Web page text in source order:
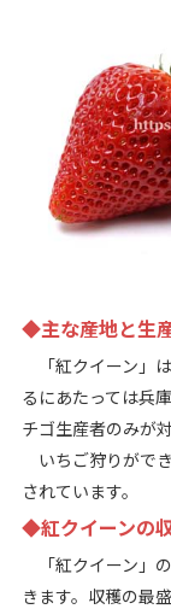
◆主な産地と生
「紅クイーン」
るにあたっては兵
チゴ生産者のみが
いちご狩りがで
されています。
◆紅クイーンの
「紅クイーン」
きます。収穫の最